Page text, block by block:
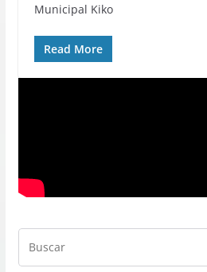
Municipal Kiko
Read More